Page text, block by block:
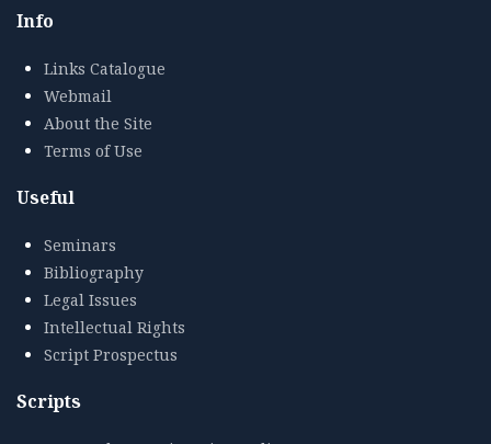
Info
Links Catalogue
Webmail
About the Site
Terms of Use
Useful
Seminars
Bibliography
Legal Issues
Intellectual Rights
Script Prospectus
Scripts